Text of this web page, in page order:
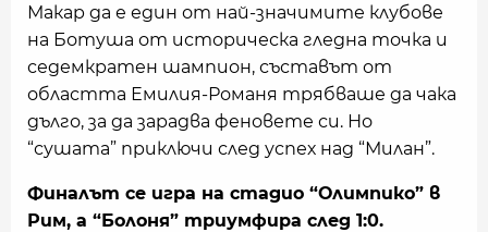
Макар да е един от най-значимите клубове
на Ботуша от историческа гледна точка и
седемкратен шампион, съставът от
областта Емилия-Романя трябваше да чака
дълго, за да зарадва феновете си. Но
“сушата” приключи след успех над “Милан”.
Финалът се игра на стадио “Олимпико” в
Рим, а “Болоня” триумфира след 1:0.